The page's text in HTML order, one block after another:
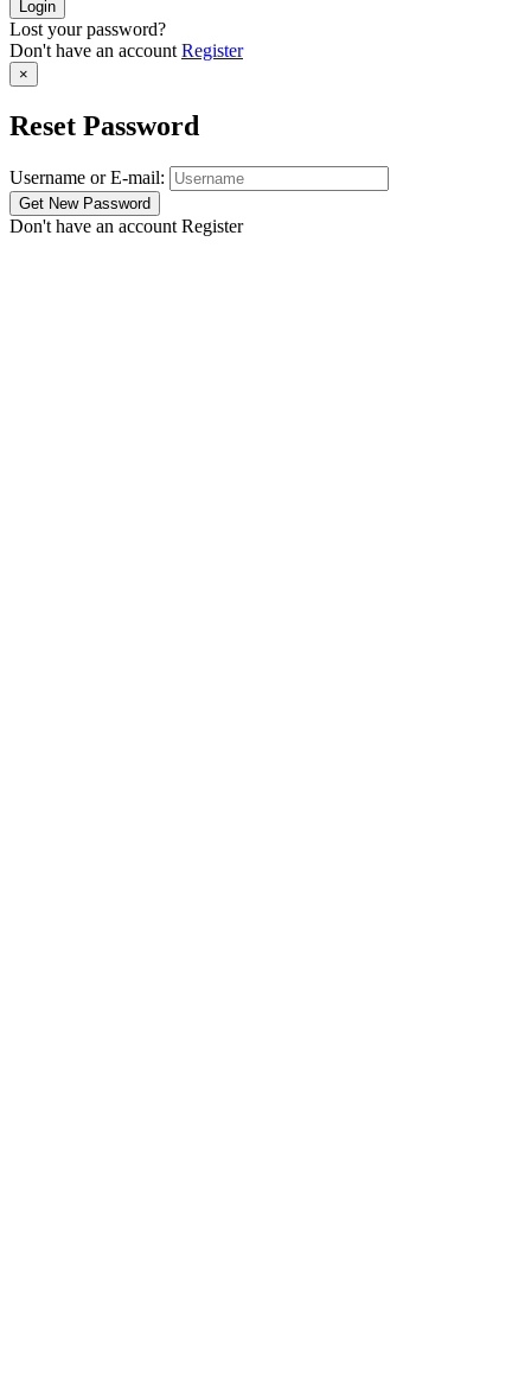
Lost your password?
Don't have an account Register
×
Reset Password
Username or E-mail:
Don't have an account Register